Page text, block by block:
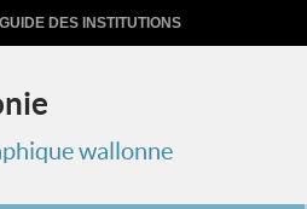
GUIDE DES INSTITUTIONS
wallonne